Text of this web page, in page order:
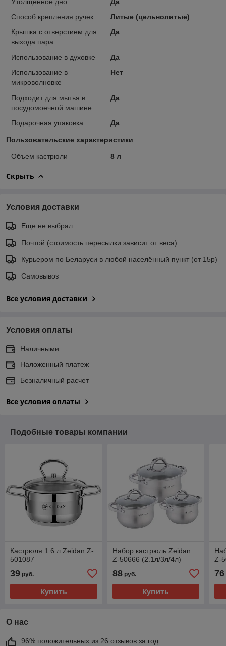
Способ крепления ручек
Литые (цельнолитые)
Крышка с отверстием для
выхода пара
Да
Использование в духовке
Да
Использование в
микроволновке
Нет
Подходит для мытья в
посудомоечной машине
Да
Подарочная упаковка Да
Пользовательские характеристики
Объем кастрюли 8 л
Скрыть
Условия доставки
Еще не выбрал
Почтой (стоимость пересылки зависит от веса)
Курьером по Беларуси в любой населённый пункт (от 15р)
Самовывоз
Все условия доставки
Условия оплаты
Наличными
Наложенный платеж
Безналичный расчет
Все условия оплаты
Подобные товары компании
Кастрюля 1.6 л Zeidan Z-
501087
39 руб.
Купить
Набор кастрюль Zeidan
Z-50666 (2.1л/3л/4л)
88руб.
Купить
Z-
76
О нас
96% положительных из 26 отзывов за год